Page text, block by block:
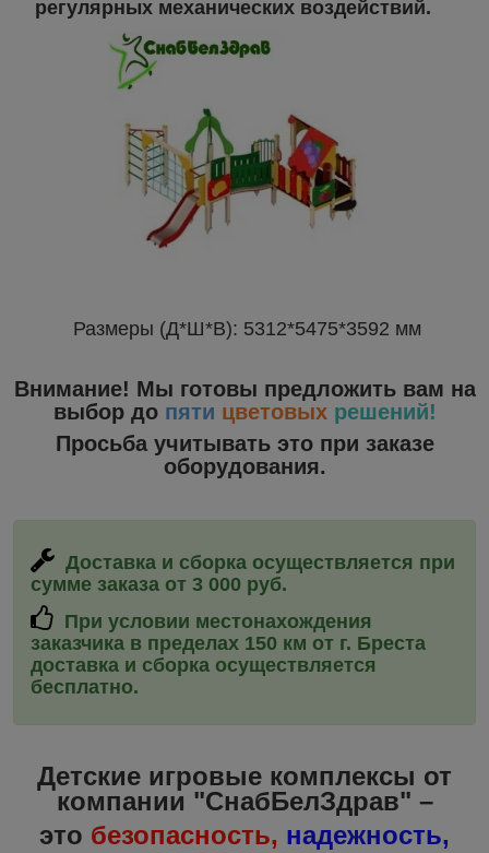
регулярных механических воздействий.
Размеры (Д*Ш*В): 5312*5475*3592 мм
Внимание! Мы готовы предложить вам на
выбор до пяти цветовыхрешений!
Просьба учитывать это при заказе
оборудования.
Доставка и сборка осуществляется при
сумме заказа от 3 000 руб.
При условии местонахождения
заказчика в пределах 150 км от г. Бреста
доставка и сборка осуществляется
бесплатно.
Детские игровые комплексы от
компании "СнабБелЗдрав" –
это безопасность, надежность,